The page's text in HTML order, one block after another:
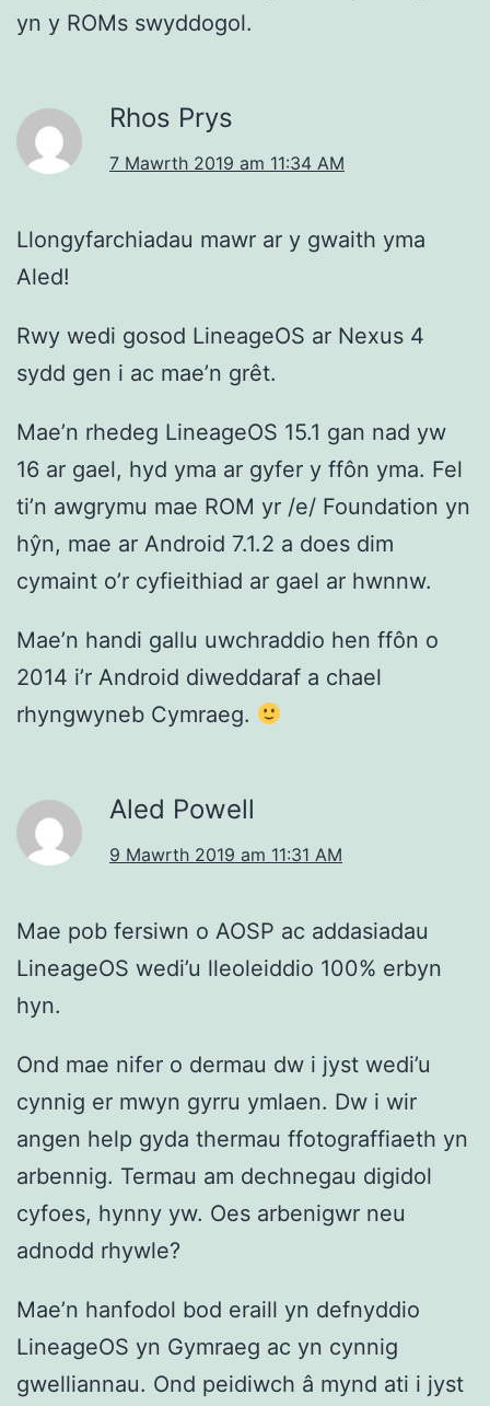
yn y ROMs swyddogol.
Rhos Prys
7 Mawrth 2019 am 11:34 AM
Llongyfarchiadau mawr ar y gwaith yma
Aled!
Rwy wedi gosod LineageOS ar Nexus 4
sydd gen i ac mae’n grêt.
Mae’n rhedeg LineageOS 15.1 gan nad yw
16 ar gael, hyd yma ar gyfer y ffôn yma. Fel
ti’n awgrymu mae ROM yr /e/ Foundation yn
hŷn, mae ar Android 7.1.2 a does dim
cymaint o’r cyfieithiad ar gael ar hwnnw.
Mae’n handi gallu uwchraddio hen ffôn o
2014 i’r Android diweddaraf a chael
rhyngwyneb Cymraeg.
Aled Powell
9 Mawrth 2019 am 11:31 AM
Mae pob fersiwn o AOSP ac addasiadau
LineageOS wedi’u lleoleiddio 100% erbyn
hyn.
Ond mae nifer o dermau dw i jyst wedi’u
cynnig er mwyn gyrru ymlaen. Dw i wir
angen help gyda thermau ffotograffiaeth yn
arbennig. Termau am dechnegau digidol
cyfoes, hynny yw. Oes arbenigwr neu
adnodd rhywle?
Mae’n hanfodol bod eraill yn defnyddio
LineageOS yn Gymraeg ac yn cynnig
gwelliannau. Ond peidiwch â mynd ati i jyst